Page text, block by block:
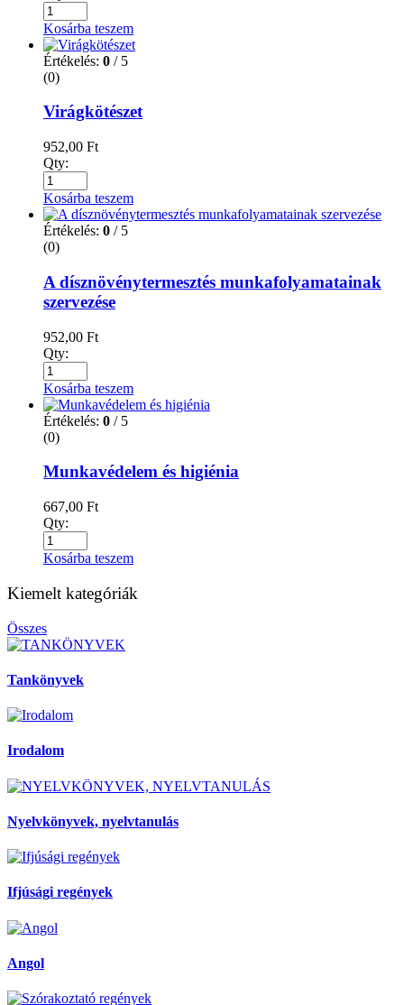
Kosárba teszem
Értékelés: 0 / 5
(0)
Virágkötészet
952,00 Ft
Qty:
Kosárba teszem
Értékelés: 0 / 5
(0)
A dísznövénytermesztés munkafolyamatainak
szervezése
952,00 Ft
Qty:
Kosárba teszem
Értékelés: 0 / 5
(0)
Munkavédelem és higiénia
667,00 Ft
Qty:
Kosárba teszem
Kiemelt kategóriák
Összes
Tankönyvek
Irodalom
Nyelvkönyvek, nyelvtanulás
Ifjúsági regények
Angol